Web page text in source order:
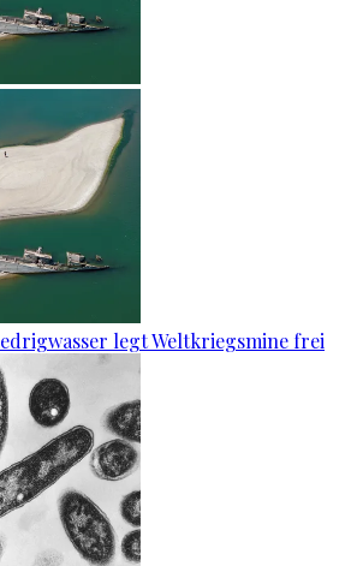
legt Weltkriegsmine frei